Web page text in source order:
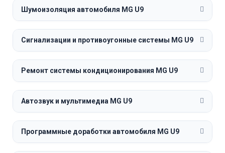
Шумоизоляция автомобиля MG U9
Сигнализации и противоугонные системы MG U9
Ремонт системы кондиционирования MG U9
Автозвук и мультимедиа MG U9
Программные доработки автомобиля MG U9